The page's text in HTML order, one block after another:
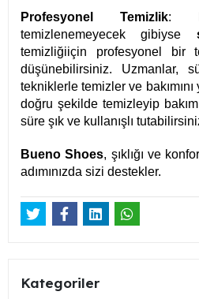
Profesyonel Temizlik:
temizlenemeyecek gibiyse
temizliğiiçin profesyonel bir
düşünebilirsiniz. Uzmanlar,
tekniklerle temizler ve
doğru şekilde temizleyip
süre şık ve kullanışlı
Bueno Shoes, şıklığı ve
adımınızda sizi destekler.
Kategoriler